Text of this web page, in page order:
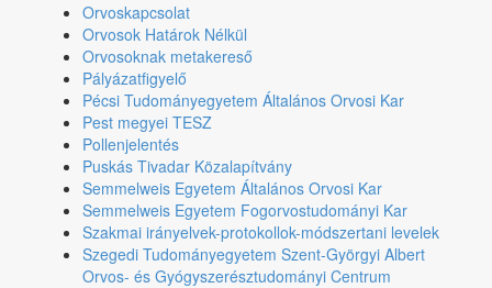
Orvoskapcsolat
Orvosok Határok Nélkül
Orvosoknak metakereső
Pályázatfigyelő
Pécsi Tudományegyetem Általános Orvosi Kar
Pest megyei TESZ
Pollenjelentés
Puskás Tivadar Közalapítvány
Semmelweis Egyetem Általános Orvosi Kar
Semmelweis Egyetem Fogorvostudományi Kar
Szakmai irányelvek-protokollok-módszertani levelek
Szegedi Tudományegyetem Szent-Györgyi Albert
Orvos- és Gyógyszerésztudományi Centrum